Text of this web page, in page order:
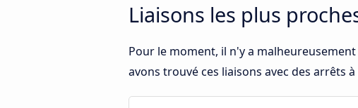
Liaisons les plus
Pour le moment, il n'y a
avons trouvé ces liaisons avec des arrêts